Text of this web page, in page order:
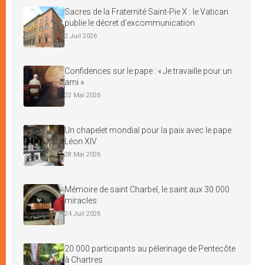
Sacres de la Fraternité Saint-Pie X : le Vatican
publie le décret d’excommunication
2 Juil 2026
Confidences sur le pape : « Je travaille pour un
ami »
22 Mai 2026
Un chapelet mondial pour la paix avec le pape
Léon XIV
28 Mai 2026
Mémoire de saint Charbel, le saint aux 30 000
miracles
24 Juil 2026
20 000 participants au pèlerinage de Pentecôte
à Chartres